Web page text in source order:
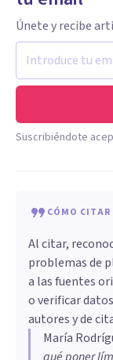
Únete y recibe
Suscribiéndote
CÓMO
Al citar,
problemas de
a las fuentes
o verificar
autores y de
María